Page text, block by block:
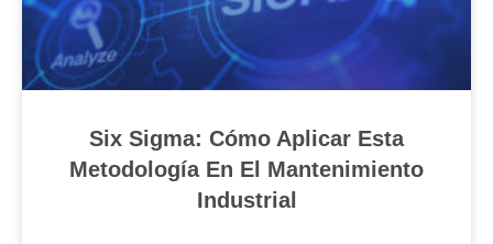
Six Sigma: Cómo Aplicar Esta
Metodología En El Mantenimiento
Industrial